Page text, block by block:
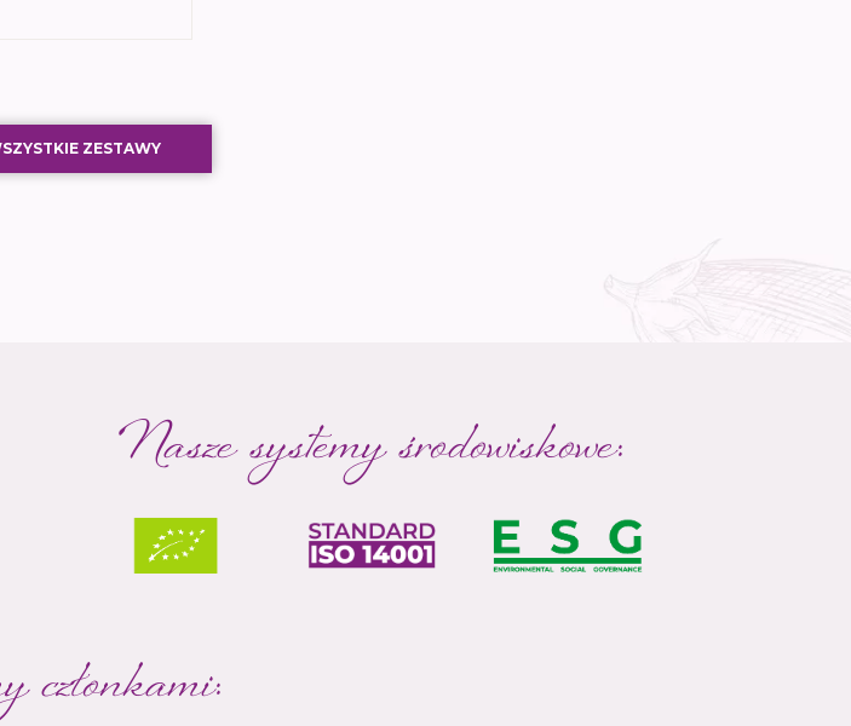
ZESTAWY
Nasze systemy środowiskowe:
członkami: